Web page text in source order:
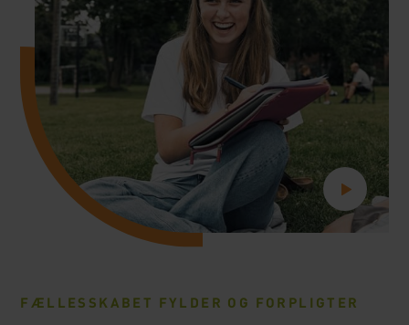
FÆLLESSKABET FYLDER OG FORPLIGTER